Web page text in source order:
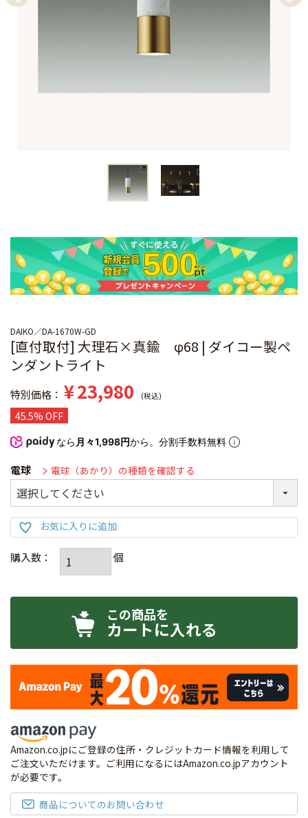
DAIKO DA-1670W-GD
[直付取付] 大理石×真鍮 φ68 | ダイコー製ペ
ンダントライト
特別価格 ¥23,980 税込
45.5% OFF
なら 月々1,998円から。分割手数料無料
電球 電球（あかり）の種類を確認する
カートに入れる
Amazon.co.jpにご登録の住所・クレジットカード情報を利用して
ご注文いただけます。ご利用になるにはAmazon.co.jpアカウント
が必要です。
商品についてのお問い合わせ